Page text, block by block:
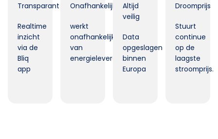
Transparant
Realtime
inzicht
via de
Bliq
app
Onafhankelijk
werkt
onafhankelijk
van
energieleverancier.
Altijd
veilig
Data
opgeslagen
binnen
Europa
Droomprijs
Stuurt
continue
op de
laagste
stroomprijs.